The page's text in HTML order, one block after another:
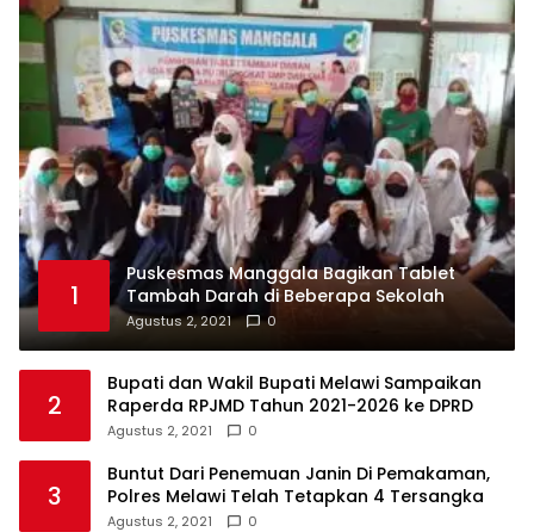
1
Puskesmas Manggala Bagikan Tablet
Tambah Darah di Beberapa Sekolah
Agustus 2, 2021 0
2
Bupati dan Wakil Bupati Melawi Sampaikan
Raperda RPJMD Tahun 2021-2026 ke DPRD
Agustus 2, 2021 0
3
Buntut Dari Penemuan Janin Di Pemakaman,
Polres Melawi Telah Tetapkan 4 Tersangka
Agustus 2, 2021 0